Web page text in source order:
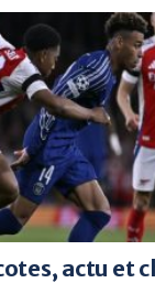
actu et